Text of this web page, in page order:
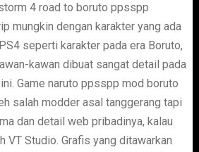
4 road to boruto ppsspp
mungkin dengan karakter yang ada
seperti karakter pada era Boruto,
kawan dibuat sangat detail pada
Game naruto ppsspp mod boruto
salah modder asal tanggerang tapi
dan detail web pribadinya, kalau
VT Studio. Grafis yang ditawarkan